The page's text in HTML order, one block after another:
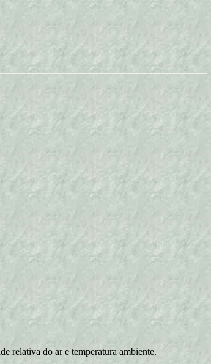
relativa do ar e temperatura ambiente.